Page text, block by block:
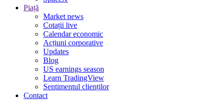
Piață
Market news
Cotații live
Calendar economic
Acțiuni corporative
Updates
Blog
US earnings season
Learn TradingView
Sentimentul clienților
Contact